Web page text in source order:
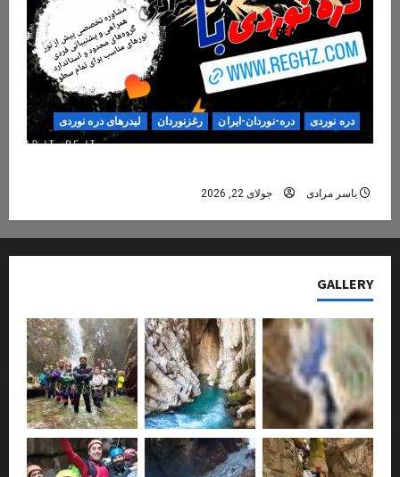
دره نوردی دره-نوردان-ایران رغزنوردان لیدرهای دره نوردی
یاسر مرادی جولای 22, 2026
GALLERY